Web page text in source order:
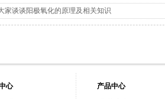
家谈谈阳极氧化的原理及相关知识
心
产品中心